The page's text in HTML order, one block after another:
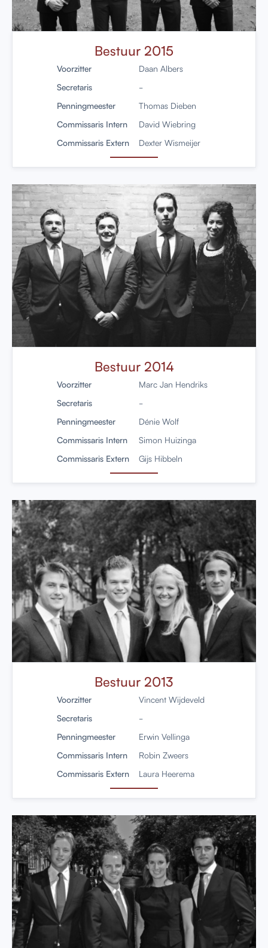
Bestuur 2015
Voorzitter
Daan Albers
Secretaris
-
Penningmeester
Thomas Dieben
Commissaris Intern
David Wiebring
Commissaris Extern
Dexter Wismeijer
Bestuur 2014
Voorzitter
Marc Jan Hendriks
Secretaris
-
Penningmeester
Dénie Wolf
Commissaris Intern
Simon Huizinga
Commissaris Extern
Gijs Hibbeln
Bestuur 2013
Voorzitter
Vincent Wijdeveld
Secretaris
-
Penningmeester
Erwin Vellinga
Commissaris Intern
Robin Zweers
Commissaris Extern
Laura Heerema